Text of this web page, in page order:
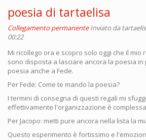
poesia di tartaelisa
Collegamento permanente Inviato da
00:22
Mi ricollego ora e scopro solo oggi che il mio
sono disposta a lasciare ancora la poesia
poesia anche a Fede.
Per Fede: Come te mando la poesia?
I termini di consegna di questi regali mi
effettivamente l'organizzazione è
Per Jacopo: metti pure ancora nella lista la
Questo esperimento è fortissimo e